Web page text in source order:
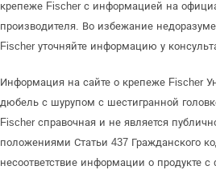
крепеже Fischer с информацией на
производителя. Во избежание
Fischer уточняйте информацию у
Информация на сайте о крепеже Fischer
дюбель с шурупом с шестигранной
Fischer справочная и не является
положениями Статьи 437 Гражданского
несоответствие информации о продукте